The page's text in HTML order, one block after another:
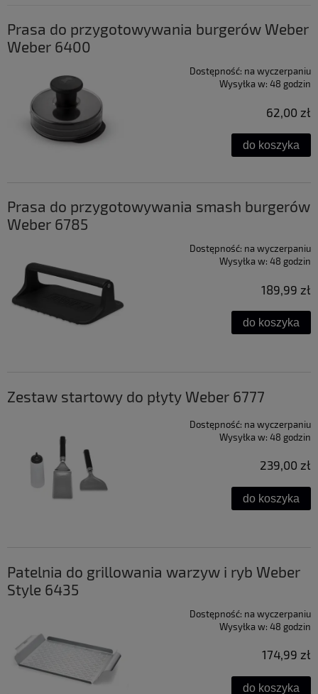
Prasa do przygotowywania burgerów Weber
Weber 6400
Dostępność: na wyczerpaniu
Wysyłka w: 48 godzin
62,00 zł
do koszyka
Prasa do przygotowywania smash burgerów
Weber 6785
Dostępność: na wyczerpaniu
Wysyłka w: 48 godzin
189,99 zł
do koszyka
Zestaw startowy do płyty Weber 6777
Dostępność: na wyczerpaniu
Wysyłka w: 48 godzin
239,00 zł
do koszyka
Patelnia do grillowania warzyw i ryb Weber
Style 6435
Dostępność: na wyczerpaniu
Wysyłka w: 48 godzin
174,99 zł
do koszyka